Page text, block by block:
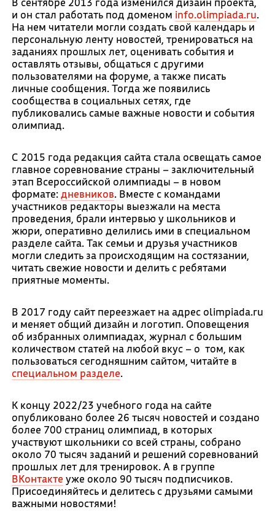
и он стал работать под доменом info.olimpiada.ru.
На нем читатели могли создать свой календарь и
персональную ленту новостей, тренироваться на
заданиях прошлых лет, оценивать события и
оставлять отзывы, общаться с другими
пользователями на форуме, а также писать
личные сообщения. Тогда же появились
сообщества в социальных сетях, где
публиковались самые важные новости и события
олимпиад.
С 2015 года редакция сайта стала освещать самое
главное соревнование страны – заключительный
этап Всероссийской олимпиады – в новом
формате:дневников. Вместе с командами
участников редакторы выезжали на места
проведения, брали интервью у школьников и
жюри, оперативно делились ими в специальном
разделе сайта. Так семьи и друзья участников
могли следить за происходящим на состязании,
читать свежие новости и делить с ребятами
приятные моменты.
В 2017 году сайт переезжает на адрес olimpiada.ru
и меняет общий дизайн и логотип. Оповещения
об избранных олимпиадах, журнал с большим
количеством статей на любой вкус – о том, как
пользоваться сегодняшним сайтом, читайте в
специальном разделе.
К концу 2022/23 учебного года на сайте
опубликовано более 26 тысяч новостей и создано
более 700 страниц олимпиад, в которых
участвуют школьники со всей страны, собрано
около 70 тысяч заданий и решений соревнований
прошлых лет для тренировок. А в группе
ВКонтакте уже около 90 тысяч подписчиков.
Присоединяйтесь и делитесь с друзьями самыми
важными новостями!